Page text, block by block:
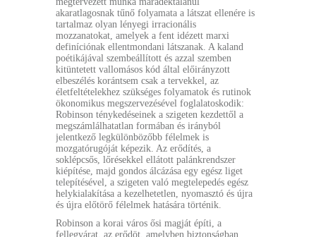
akaratlagosnak tűnő folyamata a látszat ellenére is
tartalmaz olyan lényegi irracionális
mozzanatokat, amelyek a fent idézett marxi
definíciónak ellentmondani látszanak. A kaland
poétikájával szembeállított és azzal szemben
kitüntetett vallomásos kód által előirányzott
elbeszélés korántsem csak a tervekkel, az
életfeltételekhez szükséges folyamatok és rutinok
ökonomikus megszervezésével foglalatoskodik:
Robinson ténykedéseinek a szigeten kezdettől a
megszámlálhatatlan formában és irányból
jelentkező legkülönbözőbb félelmek is
mozgatórugóját képezik. Az erődítés, a
soklépcsős, lőrésekkel ellátott palánkrendszer
kiépítése, majd gondos álcázása egy egész liget
telepítésével, a szigeten való megtelepedés egész
helykialakítása a kezelhetetlen, nyomasztó és újra
és újra előtörő félelmek hatására történik.
Robinson a korai város ősi magját építi, a
fellegvárat, az erődöt, amelyben biztonságban